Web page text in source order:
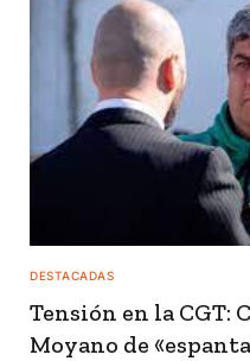
DESTACADAS
Tensión en la CGT:
Moyano de